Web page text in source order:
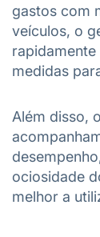
gastos com
veículos, o
medidas
Além disso,
ociosidade
melhor a